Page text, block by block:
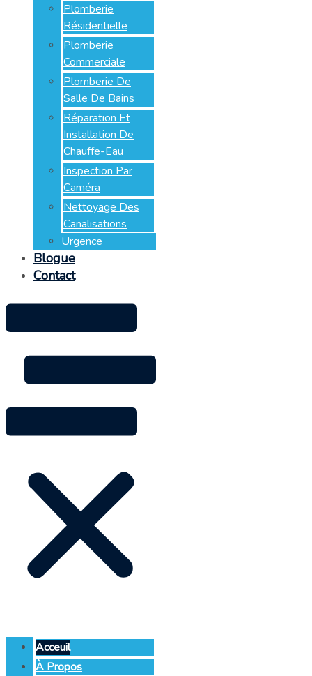
Plomberie
Résidentielle
Plomberie
Commerciale
Plomberie De
Salle De Bains
Réparation Et
Installation De
Chauffe-Eau
Inspection Par
Caméra
Nettoyage Des
Canalisations
Urgence
Blogue
Contact
Acceuil
À Propos